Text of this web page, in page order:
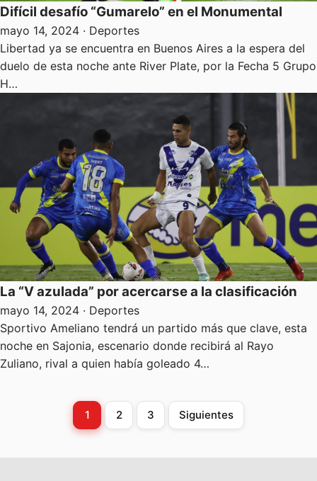
Difícil desafío “Gumarelo” en el Monumental
mayo 14, 2024 · Deportes
Libertad ya se encuentra en Buenos Aires a la espera del
duelo de esta noche ante River Plate, por la Fecha 5 Grupo
H…
La “V azulada” por acercarse a la clasificación
mayo 14, 2024 · Deportes
Sportivo Ameliano tendrá un partido más que clave, esta
noche en Sajonia, escenario donde recibirá al Rayo
Zuliano, rival a quien había goleado 4…
Paginación
1 2 3 Siguientes